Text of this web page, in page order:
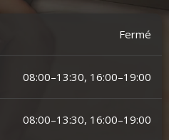
Fermé
08:00–13:30, 16:00–19:00
08:00–13:30, 16:00–19:00